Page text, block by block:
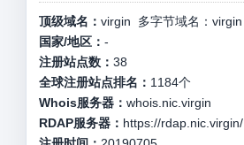
顶级域名： virgin 多字节域名： virgin
国家/地区： -
注册站点数： 38
全球注册站点排名： 1184个
Whois服务器： whois.nic.virgin
RDAP服务器： https://rdap.nic.virgin/